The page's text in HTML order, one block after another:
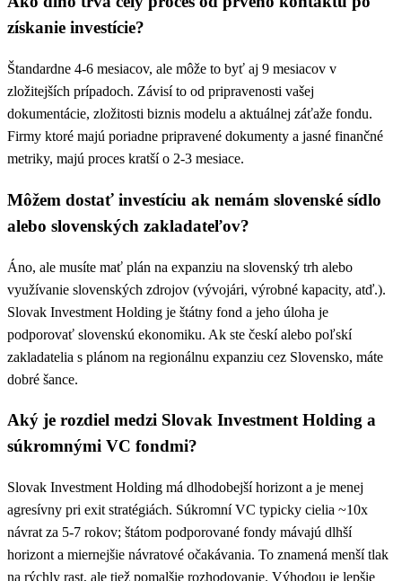
získanie investície?
Štandardne 4-6 mesiacov, ale môže to byť aj 9 mesiacov v
zložitejších prípadoch. Závisí to od pripravenosti vašej
dokumentácie, zložitosti biznis modelu a aktuálnej záťaže fondu.
Firmy ktoré majú poriadne pripravené dokumenty a jasné finančné
metriky, majú proces kratší o 2-3 mesiace.
Môžem dostať investíciu ak nemám slovenské sídlo
alebo slovenských zakladateľov?
Áno, ale musíte mať plán na expanziu na slovenský trh alebo
využívanie slovenských zdrojov (vývojári, výrobné kapacity, atď.).
Slovak Investment Holding je štátny fond a jeho úloha je
podporovať slovenskú ekonomiku. Ak ste českí alebo poľskí
zakladatelia s plánom na regionálnu expanziu cez Slovensko, máte
dobré šance.
Aký je rozdiel medzi Slovak Investment Holding a
súkromnými VC fondmi?
Slovak Investment Holding má dlhodobejší horizont a je menej
agresívny pri exit stratégiách. Súkromní VC typicky cielia ~10x
návrat za 5-7 rokov; štátom podporované fondy mávajú dlhší
horizont a miernejšie návratové očakávania. To znamená menší tlak
na rýchly rast, ale tiež pomalšie rozhodovanie. Výhodou je lepšie